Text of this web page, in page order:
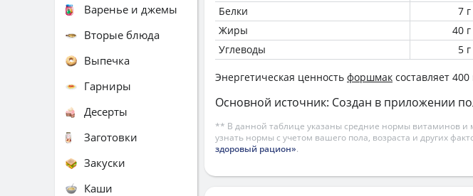
Белки
7 г
Жиры
40 г
Углеводы
5 г
Энергетическая ценность форшмак составляет 400
Основной источник: Создан в приложении
** В данной таблице указаны средние нормы витаминов и
узнать нормы с учетом вашего пола, возраста и других
здоровый рацион».
Варенье и джемы
Вторые блюда
Выпечка
Гарниры
Десерты
Заготовки
Закуски
Каши